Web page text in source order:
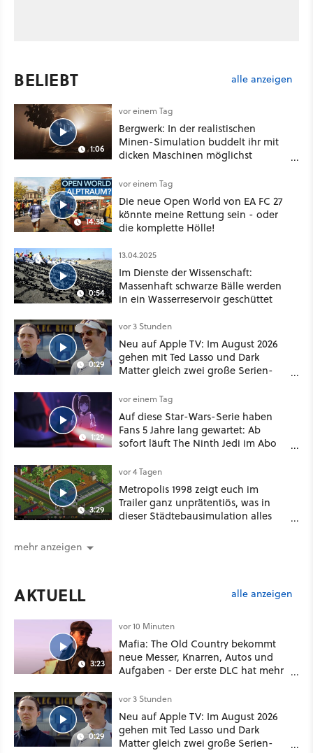
BELIEBT alle anzeigen
1:06
vor einem Tag
Bergwerk: In der realistischen
Minen-Simulation buddelt ihr mit
dicken Maschinen möglichst
14:38
vor einem Tag
Die neue Open World von EA FC 27
könnte meine Rettung sein - oder
die komplette Hölle!
0:54
13.04.2025
Im Dienste der Wissenschaft:
Massenhaft schwarze Bälle werden
in ein Wasserreservoir geschüttet
0:29
vor 3 Stunden
Neu auf Apple TV: Im August 2026
gehen mit Ted Lasso und Dark
Matter gleich zwei große Serien-
1:29
vor einem Tag
Auf diese Star-Wars-Serie haben
Fans 5 Jahre lang gewartet: Ab
sofort läuft The Ninth Jedi im Abo
3:29
vor 4 Tagen
Metropolis 1998 zeigt euch im
Trailer ganz unprätentiös, was in
dieser Städtebausimulation alles
mehr anzeigen
AKTUELL alle anzeigen
3:23
vor 10 Minuten
Mafia: The Old Country bekommt
neue Messer, Knarren, Autos und
Aufgaben - Der erste DLC hat mehr
0:29
vor 3 Stunden
Neu auf Apple TV: Im August 2026
gehen mit Ted Lasso und Dark
Matter gleich zwei große Serien-